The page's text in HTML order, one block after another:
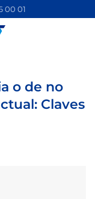
00 01
o de no
Claves